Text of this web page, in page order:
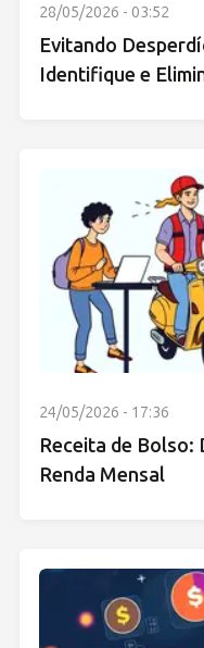
28/05/2026 - 03:52
Evitando
Identifique e
24/05/2026 - 17:36
Receita de Bolso:
Renda Mensal